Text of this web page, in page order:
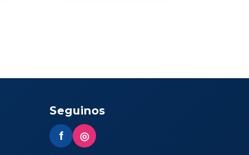
Seguinos
f ◎